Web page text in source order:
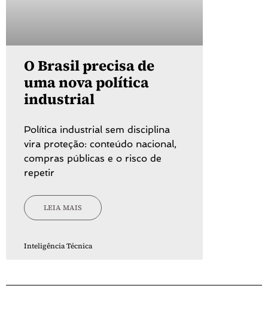
O Brasil precisa de
uma nova política
industrial
Política industrial sem disciplina
vira proteção: conteúdo nacional,
compras públicas e o risco de
repetir
LEIA MAIS
Inteligência Técnica